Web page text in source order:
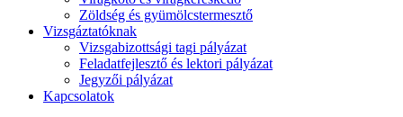
Zöldség és gyümölcstermesztő
Vizsgáztatóknak
Vizsgabizottsági tagi pályázat
Feladatfejlesztő és lektori pályázat
Jegyzői pályázat
Kapcsolatok